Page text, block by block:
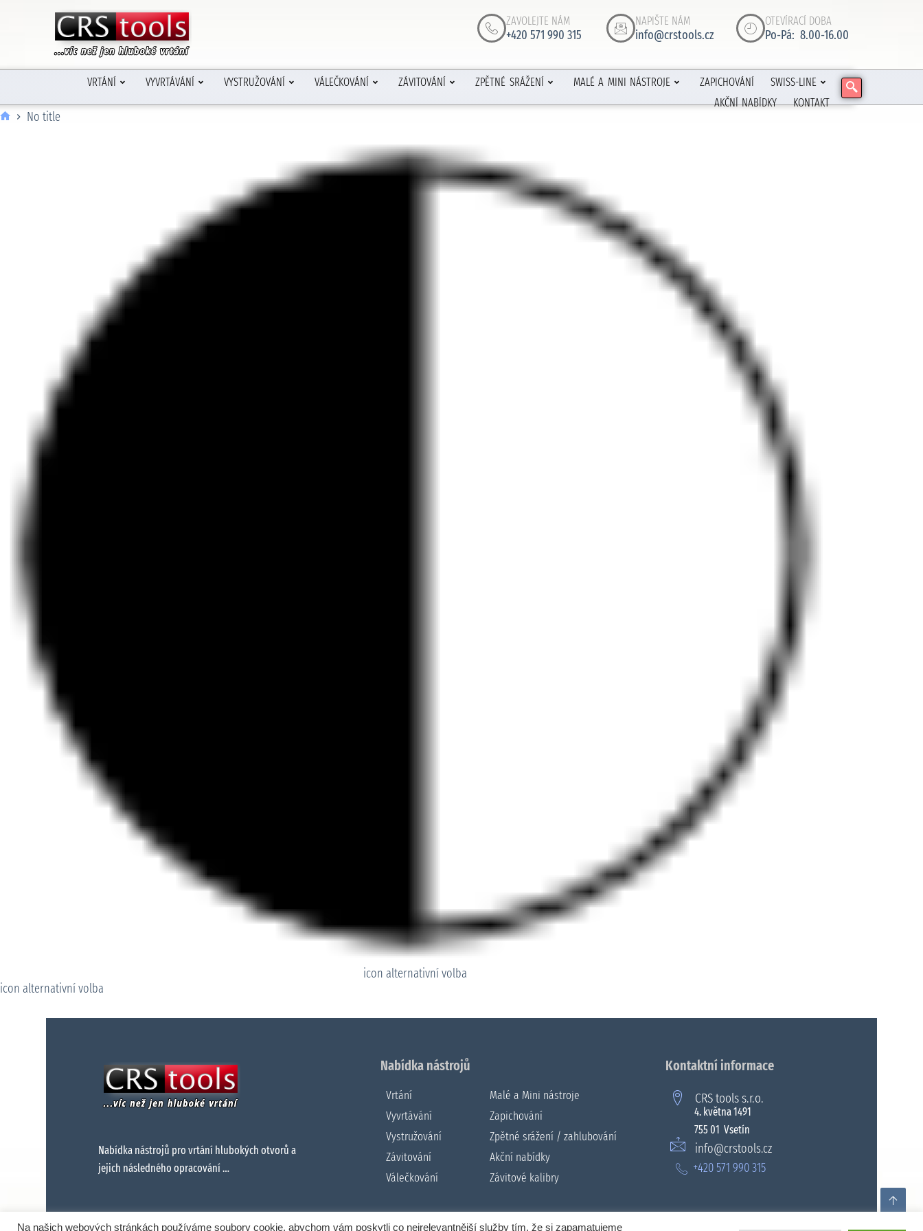
ZAVOLEJTE NÁM
+420 571 990 315
NAPIŠTE NÁM
info@crstools.cz
OTEVÍRACÍ DOBA
Po-Pá: 8.00-16.00
VRTÁNÍ VYVRTÁVÁNÍ VYSTRUŽOVÁNÍ VÁLEČKOVÁNÍ ZÁVITOVÁNÍ ZPĚTNÉ SRÁŽENÍ MALÉ A MINI NÁSTROJE ZAPICHOVÁNÍ
SWISS-LINE
AKČNÍ NABÍDKY
KONTAKT
No title
icon alternativní volba
icon alternativní volba
Nabídka nástrojů pro vrtání hlubokých otvorů a
jejich následného opracování …
Nabídka nástrojů
Vrtání
Vyvrtávání
Vystružování
Závitování
Válečkování
Malé a Mini nástroje
Zapichování
Zpětné srážení / zahlubování
Akční nabídky
Závitové kalibry
Kontaktní informace
CRS tools s.r.o.
4. května 1491
755 01 Vsetín
info@crstools.cz
+420 571 990 315
Na našich webových stránkách používáme soubory cookie, abychom vám poskytli co nejrelevantnější služby tím, že si zapamatujeme